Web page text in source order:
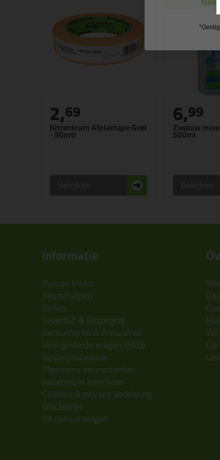
Kitcentrum Afplaktape Geel
- 50mtr
2,69
Zwaluw
500ml
6,99
Informatie
Tips en tricks
Keuzehulpen
Acties
Levertijd & Bezorging
Retourneren & Annuleren
Veel gestelde vragen (FAQ)
Bestelprocedure
Algemene voorwaarden
Kitcentrum berichten
Cookies & privacy verklaring
Disclaimer
Kit cursus volgen